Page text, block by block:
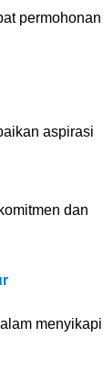
permohonan
aspirasi
dan
menyikapi